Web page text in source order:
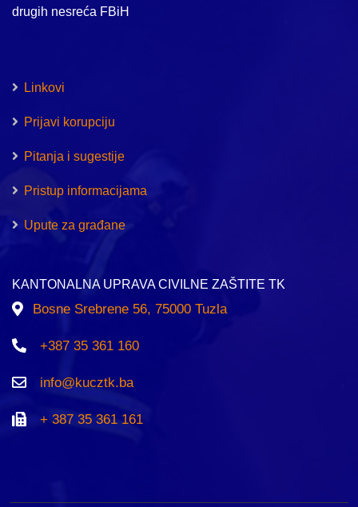
drugih nesreća FBiH
Linkovi
Prijavi korupciju
Pitanja i sugestije
Pristup informacijama
Upute za građane
KANTONALNA UPRAVA CIVILNE ZAŠTITE TK
Bosne Srebrene 56, 75000 Tuzla
+387 35 361 160
info@kucztk.ba
+ 387 35 361 161